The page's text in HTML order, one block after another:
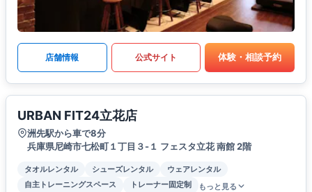
店舗情報 公式サイト 体験・相談予約
URBAN FIT24立花店
洲先駅から車で8分
兵庫県尼崎市七松町１丁目３-１ フェスタ立花 南館 2階
タオルレンタル シューズレンタル
ウェアレンタル
自主トレーニングスペース
トレーナー固定制 もっと見る